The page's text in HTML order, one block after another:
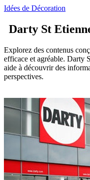
Idées de Décoration
Darty St
Explorez des contenus
efficace et agréable. Darty
aide à découvrir des
perspectives.